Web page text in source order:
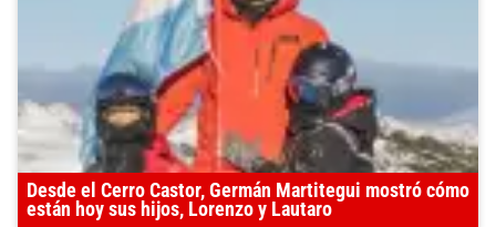
Desde el Cerro Castor, Germán Martitegui mostró cómo
están hoy sus hijos, Lorenzo y Lautaro